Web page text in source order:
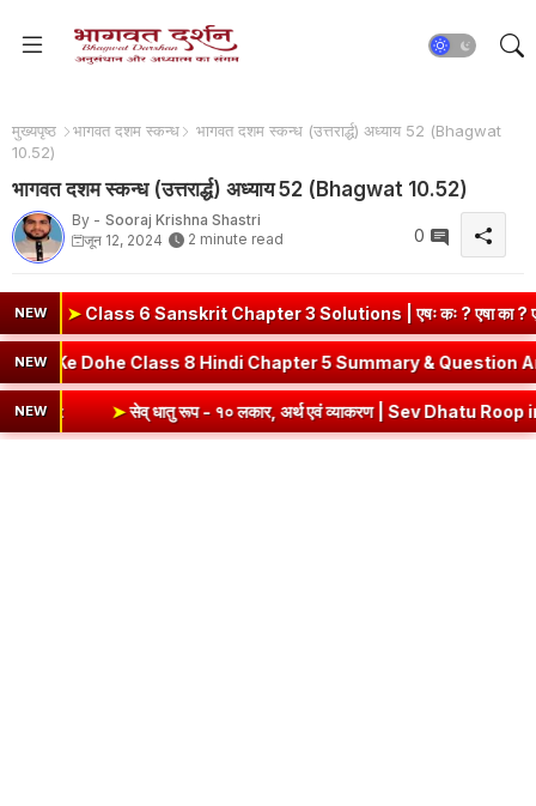
मुख्यपृष्ठ भागवत दशम स्कन्ध
भागवत दशम स्कन्ध (उत्तरार्द्ध) अध्याय 52 (Bhagwat
10.52)
भागवत दशम स्कन्ध (उत्तरार्द्ध) अध्याय 52 (Bhagwat 10.52)
By - Sooraj Krishna Shastri
जून 12, 2024
2 minute read 0
NEW
Sanskrit Chapter 3 Solutions | एषः कः ? एषा का ? एतत् किम् ?
NEW ➤Kabir Ke Dohe Class 8 Hindi Chapter 5 Summary
NEW
➤सेव् धातु रूप - १० लकार, अर्थ एवं व्याकरण | Sev Dhatu Roop in Sanskrit